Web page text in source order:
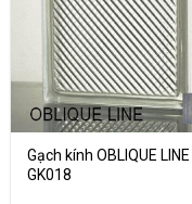
Gạch kính OBLIQUE LINE
GK018